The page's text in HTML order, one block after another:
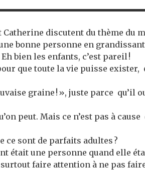
discutent du thème du
bonne personne en grandissant
bien les enfants, c’est pareil !
que toute la vie puisse exister,
graine ! », juste parce qu’il
peut. Mais ce n’est pas à cause
ce sont de parfaits adultes ?
était une personne quand elle
faire attention à ne pas